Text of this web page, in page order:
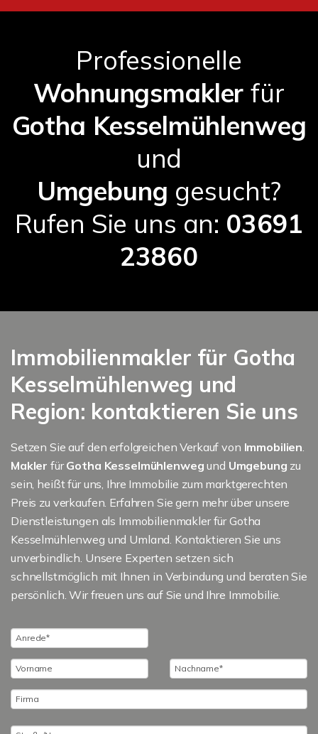
Professionelle
Wohnungsmaklerfür
Gotha Kesselmühlenweg
und
Umgebung gesucht?
Rufen Sie uns an: 03691
23860
Immobilienmakler für Gotha
Kesselmühlenweg und
Region: kontaktieren Sie uns
Setzen Sie auf den erfolgreichen Verkauf von Immobilien
Makler fürGotha Kesselmühlenwegund Umgebung zu
sein, heißt für uns, Ihre Immobilie zum marktgerechten
Preis zu verkaufen. Erfahren Sie gern mehr über unsere
Dienstleistungen als Immobilienmakler für Gotha
Kesselmühlenweg und Umland. Kontaktieren Sie uns
unverbindlich. Unsere Experten setzen sich
schnellstmöglich mit Ihnen in Verbindung und beraten Sie
persönlich. Wir freuen uns auf Sie und Ihre Immobilie.